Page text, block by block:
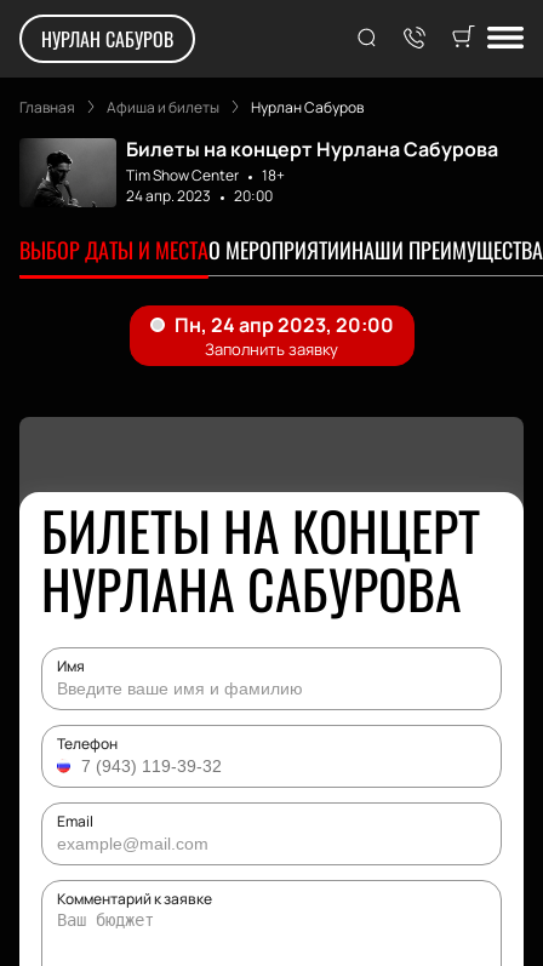
НУРЛАН САБУРОВ
Главная Афиша и билеты Нурлан Сабуров
Билеты на концерт Нурлана Сабурова
Tim Show Center
18+
24 апр. 2023
20:00
ВЫБОР ДАТЫ И МЕСТАО МЕРОПРИЯТИИНАШИ ПРЕИМУЩЕСТВА
БИЛЕТЫ НА КОНЦЕРТ
НУРЛАНА САБУРОВА
Имя
Телефон
Email
Комментарий к заявке